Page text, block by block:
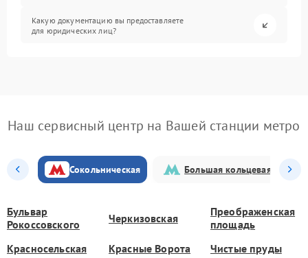
Какую документацию вы предоставляете
для юридических лиц?
Наш сервисный центр на Вашей станции метро
Сокольническая Большая кольцевая
Бульвар
Рокоссовского
Черкизовская
Преображенская
площадь
Красносельская
Красные Ворота Чистые пруды